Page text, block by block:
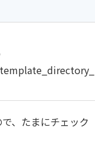
、たまにチェック